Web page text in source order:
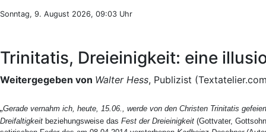
Sonntag, 9. August 2026, 09:03 Uhr
Trinitatis, Dreieinigkeit: eine
Weitergegeben von Walter Hess, Publizist
„Gerade vernahm ich, heute, 15.06., werde von den Christen Trinitatis
Dreifaltigkeit beziehungsweise das Fest der Dreieinigkeit (Gottvater,